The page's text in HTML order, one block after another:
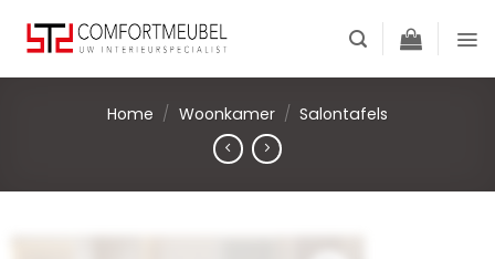
content
Home / Woonkamer / Salontafels